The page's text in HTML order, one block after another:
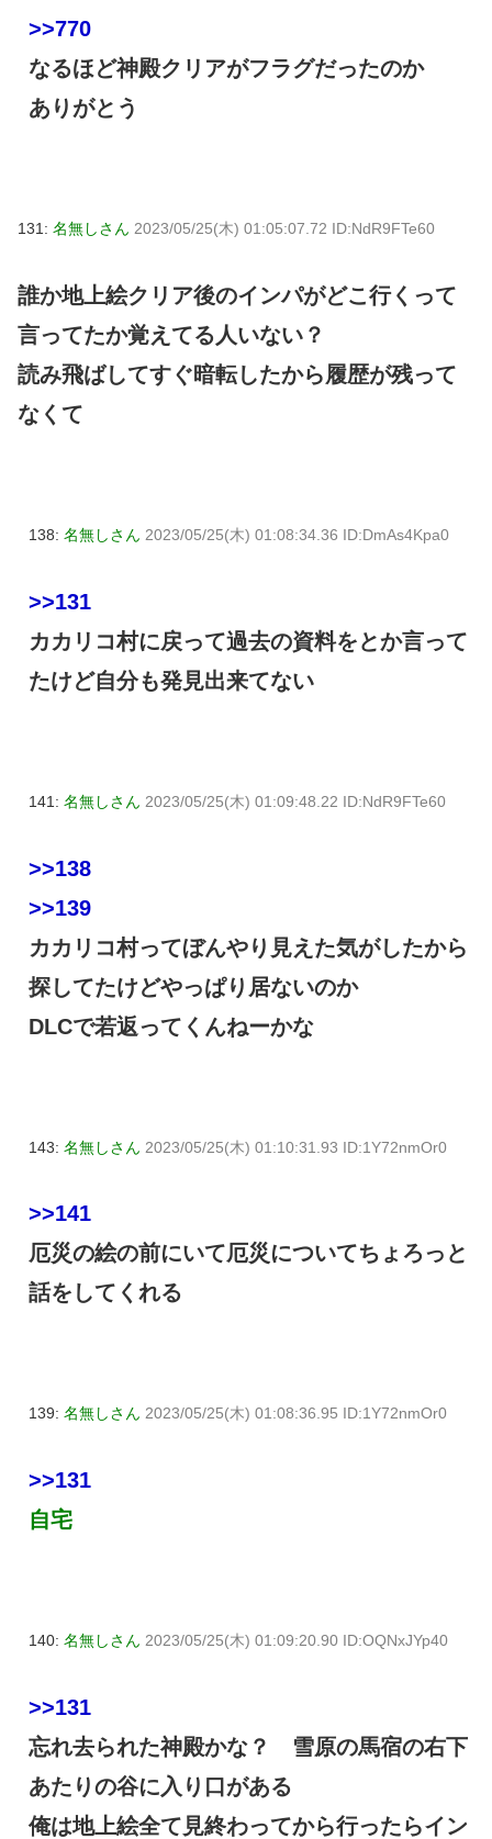
>>770
なるほど神殿クリアがフラグだったのか
ありがとう
131: 名無しさん 2023/05/25(木) 01:05:07.72 ID:NdR9FTe60
誰か地上絵クリア後のインパがどこ行くって
言ってたか覚えてる人いない？
読み飛ばしてすぐ暗転したから履歴が残って
なくて
138: 名無しさん 2023/05/25(木) 01:08:34.36 ID:DmAs4Kpa0
>>131
カカリコ村に戻って過去の資料をとか言って
たけど自分も発見出来てない
141: 名無しさん 2023/05/25(木) 01:09:48.22 ID:NdR9FTe60
>>138
>>139
カカリコ村ってぼんやり見えた気がしたから
探してたけどやっぱり居ないのか
DLCで若返ってくんねーかな
143: 名無しさん 2023/05/25(木) 01:10:31.93 ID:1Y72nmOr0
>>141
厄災の絵の前にいて厄災についてちょろっと
話をしてくれる
139: 名無しさん 2023/05/25(木) 01:08:36.95 ID:1Y72nmOr0
>>131
自宅
140: 名無しさん 2023/05/25(木) 01:09:20.90 ID:OQNxJYp40
>>131
忘れ去られた神殿かな？ 雪原の馬宿の右下
あたりの谷に入り口がある
俺は地上絵全て見終わってから行ったらイン